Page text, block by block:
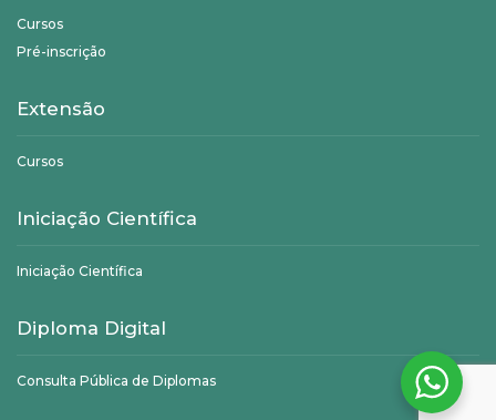
Cursos
Pré-inscrição
Extensão
Cursos
Iniciação Científica
Iniciação Científica
Diploma Digital
Consulta Pública de Diplomas